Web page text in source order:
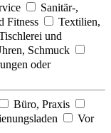
Sanitär-,
Fitness
Textilien,
und
Schmuck
oder
Büro, Praxis
Vor